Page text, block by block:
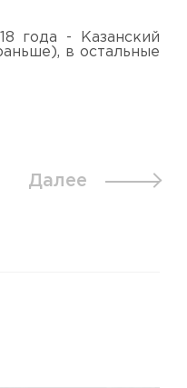
года - Казанский
в остальные
Далее